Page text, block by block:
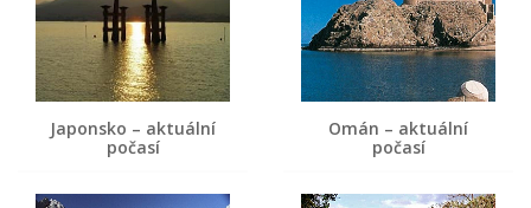
Japonsko – aktuální
počasí
Omán – aktuální
počasí